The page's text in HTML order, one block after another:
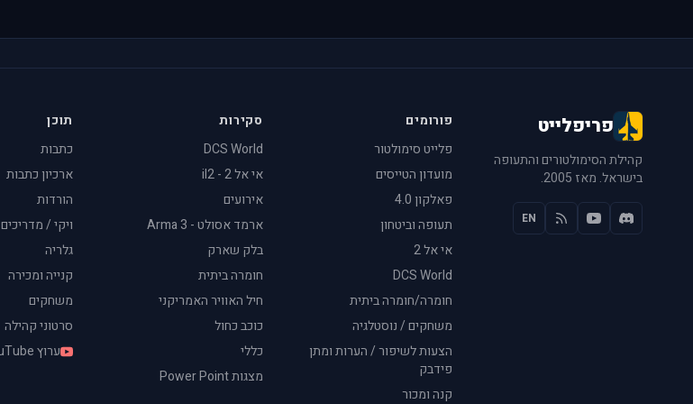
פריפלייט
קהילת הסימולטורים והתעופה
בישראל. מאז 2005.
EN
פורומים
פלייט סימולטור
מועדון הטייסים
פאלקון 4.0
תעופה וביטחון
אי אל 2
DCS World
חומרה/חומרה ביתית
משחקים / נוסטלגיה
הצעות לשיפור / הערות ומתן
פידבק
קנה ומכור
סקירות
DCS World
אי אל 2 - il2
אירועים
ארמד אסולט - Arma 3
בלק שארק
חומרה ביתית
חיל האוויר האמריקני
כוכב כחול
כללי
מצגות Power Point
תוכן
כתבות
ארכיון כתבות
הורדות
ויקי / מדריכים
גלריה
קנייה ומכירה
משחקים
סרטוני קהילה
ערוץ YouTube הרשמי